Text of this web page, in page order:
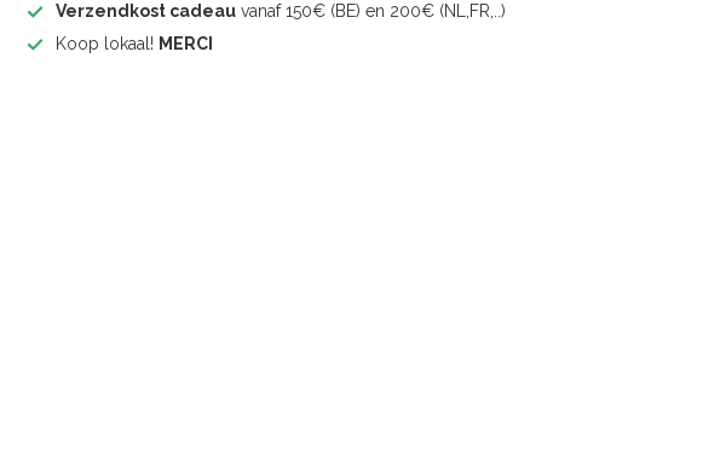
Verzendkost cadeau vanaf 150€ (BE) en 200€ (NL,FR,..)
Koop lokaal! MERCI